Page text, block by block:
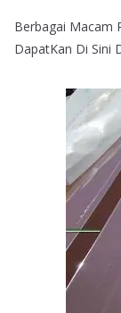
Berbagai Macam
DapatKan Di Sini